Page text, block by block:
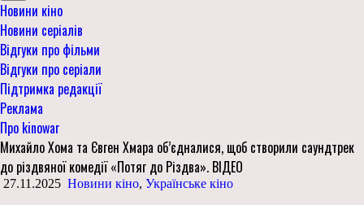
Новини кіно
Новини серіалів
Відгуки про фільми
Відгуки про серіали
Підтримка редакції
Реклама
Про kinowar
Михайло Хома та Євген Хмара об’єдналися, щоб створили саундтрек
до різдвяної комедії «Потяг до Різдва». ВІДЕО
27.11.2025 Новини кіно, Українське кіно